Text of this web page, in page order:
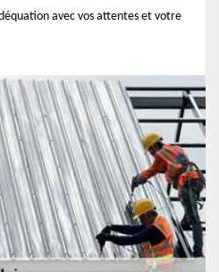
avec vos attentes et votre